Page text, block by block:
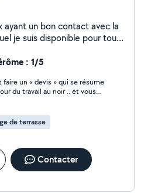
ayant un bon contact avec la
je suis disponible pour tous
etc je suis nouveau sur le
: 1/5
un « devis » qui se résume
du travail au noir .. et vous
que je vois à 21h et décide
quand je suis choqué qu’il
de terrasse
Contacter